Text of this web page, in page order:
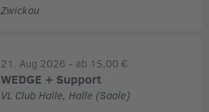
Zwickau
21. Aug 2026 - ab 15,00 €
WEDGE + Support
VL Club Halle, Halle (Saale)